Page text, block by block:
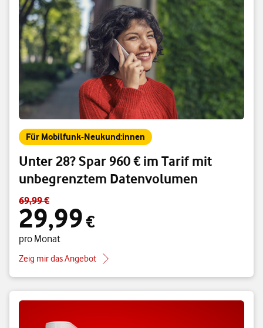
Für Mobilfunk-Neukund:innen
Unter 28? Spar 960 € im Tarif mit
unbegrenztem Datenvolumen
Standardpreis 69,99 € – Angebotspreis 29,99 € pro Monat
69,99 €
29,99 €
pro Monat
Zeig mir das Angebot